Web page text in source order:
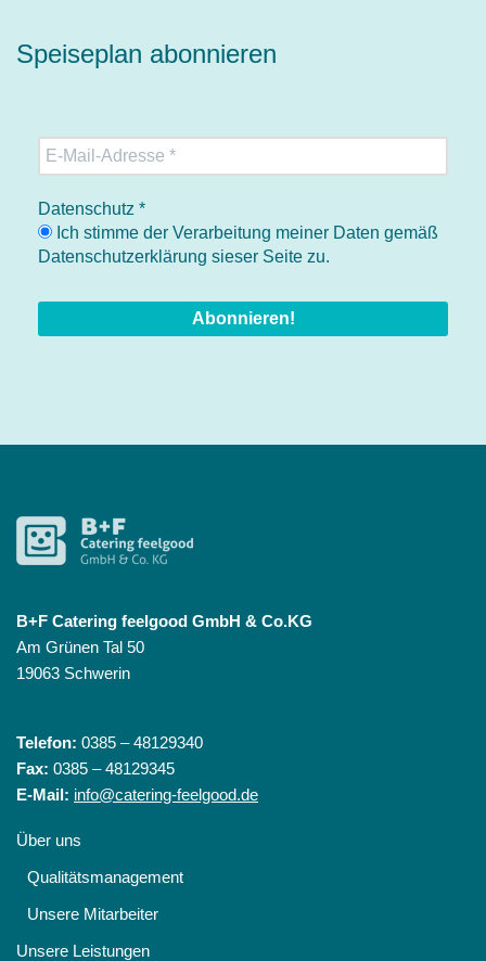
Speiseplan abonnieren
Datenschutz *
Ich stimme der Verarbeitung meiner Daten gemäß
Datenschutzerklärung sieser Seite zu.
B+F Catering feelgood GmbH & Co.KG
Am Grünen Tal 50
19063 Schwerin
Telefon: 0385 – 48129340
Fax: 0385 – 48129345
E-Mail: info@catering-feelgood.de
Über uns
Qualitätsmanagement
Unsere Mitarbeiter
Unsere Leistungen